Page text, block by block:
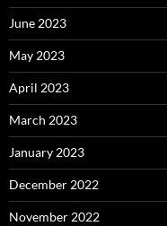
June 2023
May 2023
April 2023
March 2023
January 2023
December 2022
November 2022